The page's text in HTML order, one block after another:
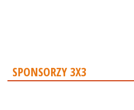
SPONSORZY 3X3